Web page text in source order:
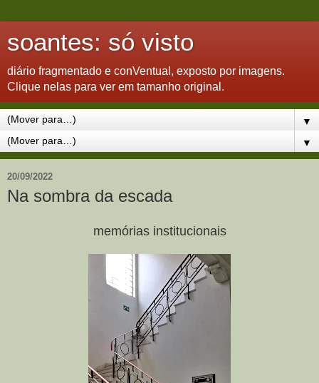
soantes: só visto
diário fragmentado e conVentual, exposto por imagens.
Clique nelas para ver em tamanho original.
▼
▼
20/09/2022
Na sombra da escada
memórias institucionais